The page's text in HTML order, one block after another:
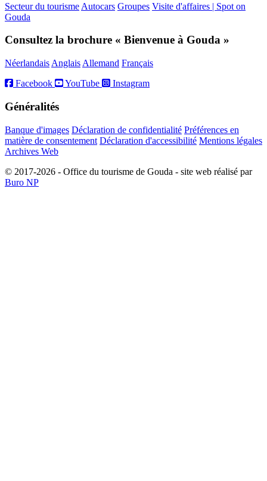
Secteur du tourisme Autocars Groupes Visite d'affaires | Spot on
Gouda
Consultez la brochure « Bienvenue à Gouda »
Néerlandais Anglais Allemand Français
Facebook
YouTube Instagram
Généralités
Banque d'images Déclaration de confidentialité Préférences en
matière de consentement Déclaration d'accessibilité Mentions légales
Archives Web
© 2017-2026 - Office du tourisme de Gouda - site web réalisé par
Buro NP